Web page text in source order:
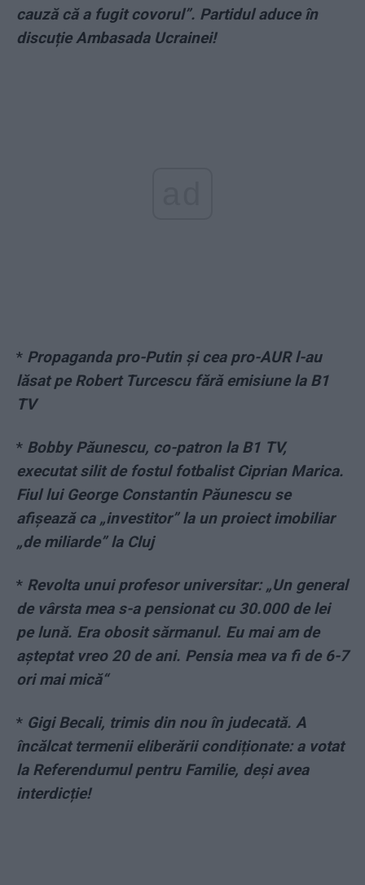
cauză că a fugit covorul”. Partidul aduce în
discuție Ambasada Ucrainei!
* Propaganda pro-Putin și cea pro-AUR l-au
lăsat pe Robert Turcescu fără emisiune la B1
TV
* Bobby Păunescu, co-patron la B1 TV,
executat silit de fostul fotbalist Ciprian Marica.
Fiul lui George Constantin Păunescu se
afișează ca „investitor” la un proiect imobiliar
„de miliarde” la Cluj
* Revolta unui profesor universitar: „Un general
de vârsta mea s-a pensionat cu 30.000 de lei
pe lună. Era obosit sărmanul. Eu mai am de
așteptat vreo 20 de ani. Pensia mea va fi de 6-7
ori mai mică“
* Gigi Becali, trimis din nou în judecată. A
încălcat termenii eliberării condiționate: a votat
la Referendumul pentru Familie, deși avea
interdicție!